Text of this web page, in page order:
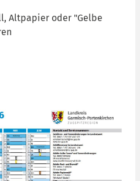
Altpapier oder "Gelbe